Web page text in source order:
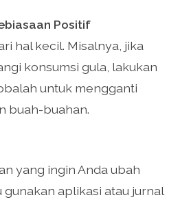
Positif
hal kecil. Misalnya, jika
konsumsi gula, lakukan
untuk mengganti
buah-buahan.
yang ingin Anda ubah
aplikasi atau jurnal